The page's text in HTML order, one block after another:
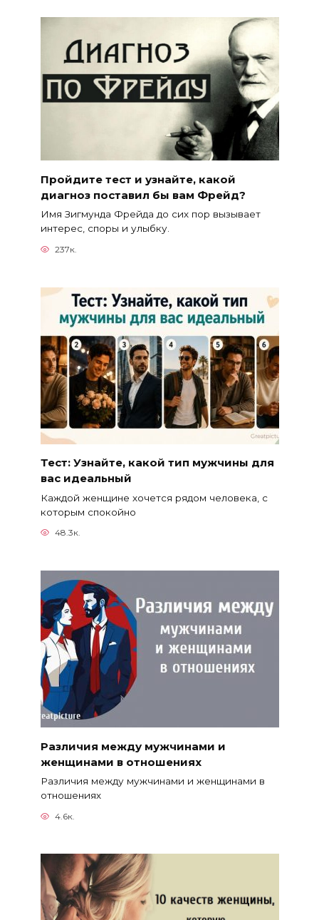
Пройдите тест и узнайте, какой
диагноз поставил бы вам Фрейд?
Имя Зигмунда Фрейда до сих пор вызывает
интерес, споры и улыбку.
237к.
Тест: Узнайте, какой тип мужчины для
вас идеальный
Каждой женщине хочется рядом человека, с
которым спокойно
48.3к.
Различия между мужчинами и
женщинами в отношениях
Различия между мужчинами и женщинами в
отношениях
4.6к.